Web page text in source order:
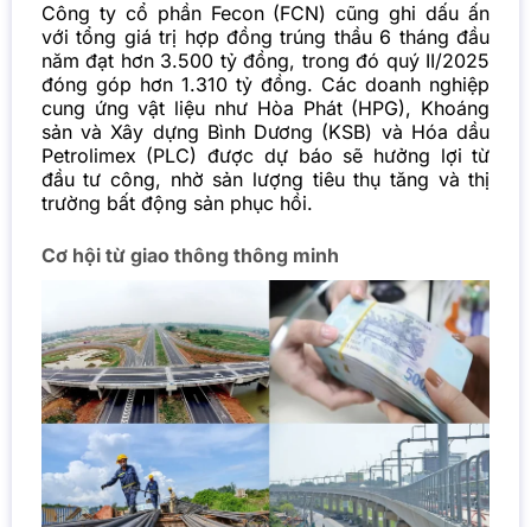
Công ty cổ phần Fecon (FCN) cũng ghi dấu ấn
với tổng giá trị hợp đồng trúng thầu 6 tháng đầu
năm đạt hơn 3.500 tỷ đồng, trong đó quý II/2025
đóng góp hơn 1.310 tỷ đồng. Các doanh nghiệp
cung ứng vật liệu như Hòa Phát (HPG), Khoáng
sản và Xây dựng Bình Dương (KSB) và Hóa dầu
Petrolimex (PLC) được dự báo sẽ hưởng lợi từ
đầu tư công, nhờ sản lượng tiêu thụ tăng và thị
trường bất động sản phục hồi.
Cơ hội từ giao thông thông minh